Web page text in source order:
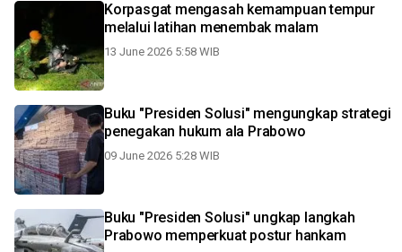
Korpasgat mengasah kemampuan tempur
melalui latihan menembak malam
13 June 2026 5:58 WIB
Buku "Presiden Solusi" mengungkap strategi
penegakan hukum ala Prabowo
09 June 2026 5:28 WIB
Buku "Presiden Solusi" ungkap langkah
Prabowo memperkuat postur hankam